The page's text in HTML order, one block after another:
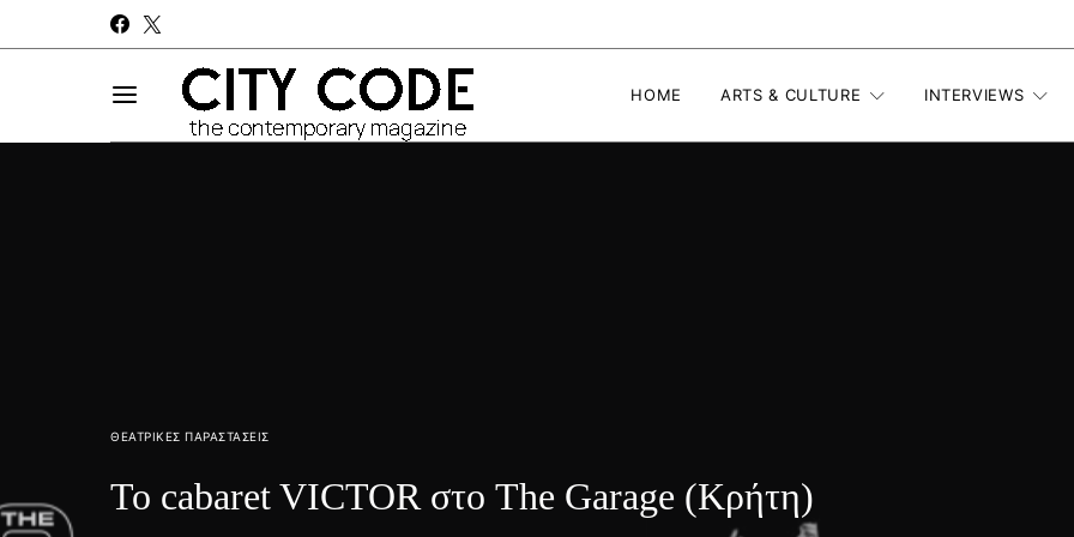
HOME ARTS & CULTURE INTERVIEWS
ΘΕΑΤΡΙΚΈΣ ΠΑΡΑΣΤΆΣΕΙΣ
Το cabaret VICTOR στο The Garage (Κρήτη)